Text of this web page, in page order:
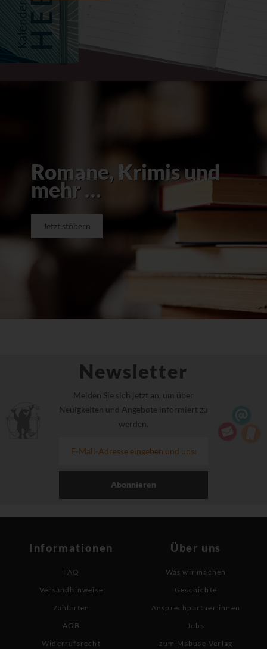
Romane, Krimis und
mehr …
Jetzt stöbern
Newsletter
Melden Sie sich jetzt an, um über
Neuigkeiten und Angebote informiert zu
werden.
Abonnieren
Informationen
FAQ
Versandhinweise
Zahlarten
AGB
Widerrufsrecht
Über uns
Was wir machen
Geschichte
Ansprechpartner:innen
Jobs
zum Mabuse-Verlag